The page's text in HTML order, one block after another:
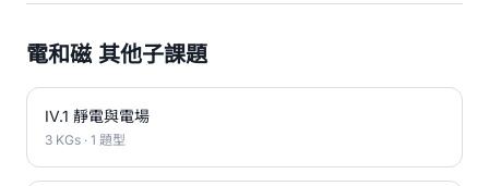
電和磁 其他子課題
IV.1 靜電與電場
3 KGs · 1 題型